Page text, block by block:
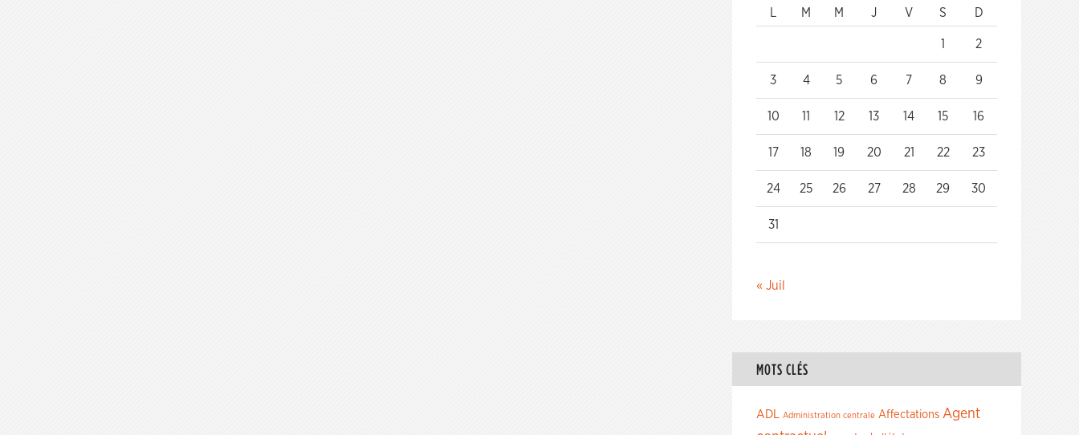
M M J V S D
1 2
3 4 5 6 7 8 9
10 11 12 13 14 15 16
17 18 19 20 21 22 23
24 25 26 27 28 29 30
31
« Juil
MOTS CLÉS
ADL Administration centrale Affectations Agent